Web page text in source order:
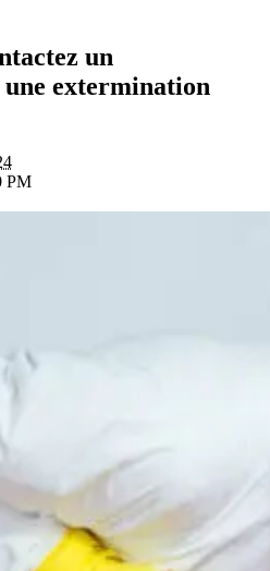
un
extermination
PM